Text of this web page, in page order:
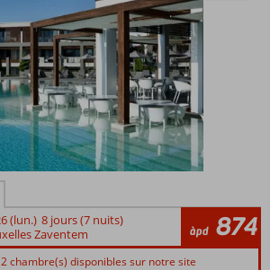
(lun.) 8 jours (7 nuits)
Zaventem
àpd 874
chambre(s) disponibles sur notre site